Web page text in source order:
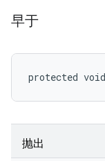
早于
protected
抛出